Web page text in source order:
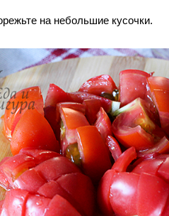
на небольшие кусочки.